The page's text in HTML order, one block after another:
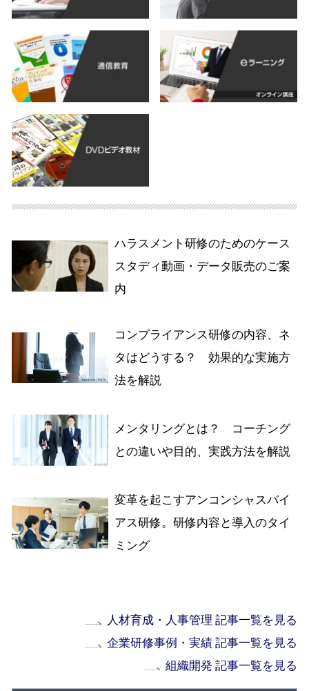
ハラスメント研修のためのケース
スタディ動画・データ販売のご案
内
コンプライアンス研修の内容、ネ
タはどうする？ 効果的な実施方
法を解説
メンタリングとは？ コーチング
との違いや目的、実践方法を解説
変革を起こすアンコンシャスバイ
アス研修。研修内容と導入のタイ
ミング
人材育成・人事管理 記事一覧を見る
企業研修事例・実績 記事一覧を見る
組織開発 記事一覧を見る